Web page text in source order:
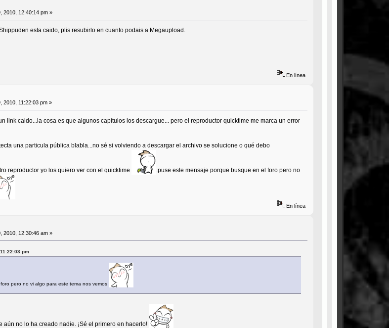
2010, 12:40:14 pm »
esta caido, plis resubirlo en cuanto podais a Megaupload.
En línea
2010, 11:22:03 pm »
link caido...la cosa es que algunos capítulos los descargue... pero el reproductor quicktime me marca un error
una particula pública blabla...no sé si volviendo a descargar el archivo se solucione o qué debo
reproductor yo los quiero ver con el quicktime .puse este mensaje porque busque en el foro pero no
En línea
2010, 12:30:46 am »
pm
pero no vi algo para este tema nos vemos
aún no lo ha creado nadie. ¡Sé el primero en hacerlo!